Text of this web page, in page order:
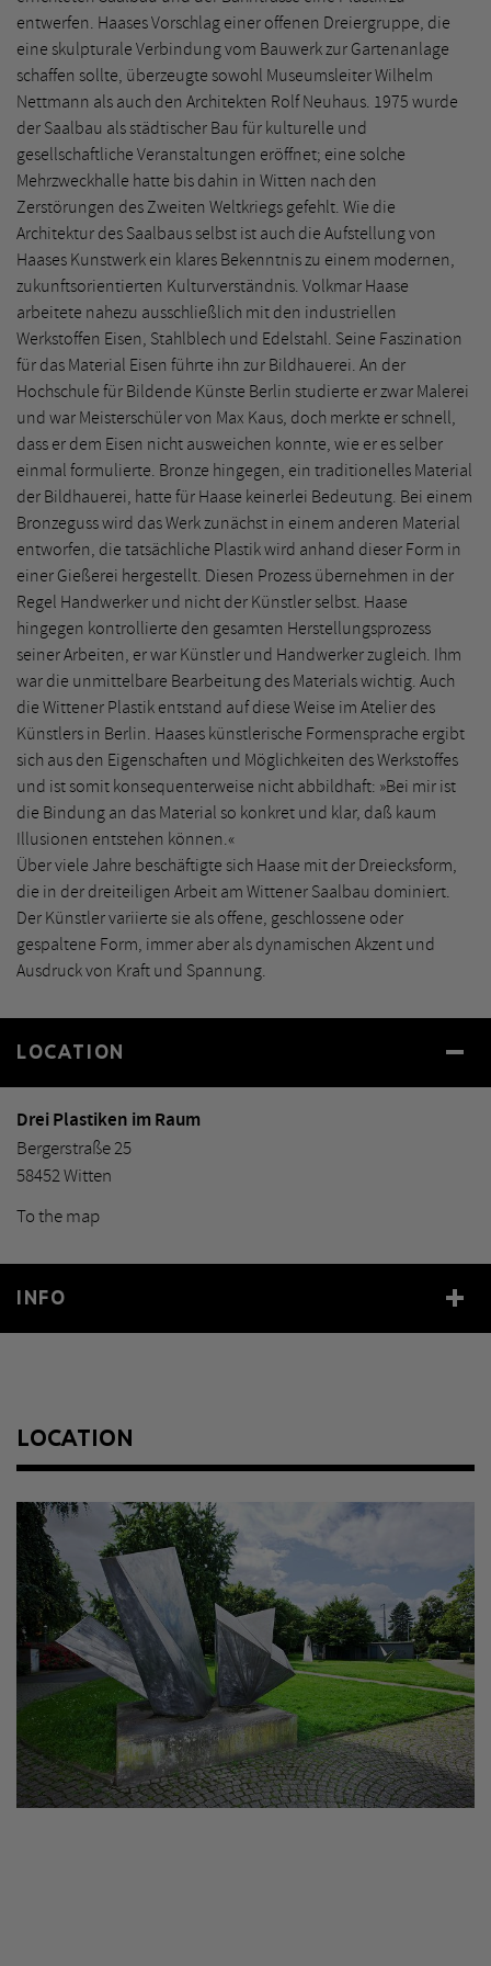
entwerfen. Haases Vorschlag einer offenen Dreiergruppe, die
eine skulpturale Verbindung vom Bauwerk zur Gartenanlage
schaffen sollte, überzeugte sowohl Museumsleiter Wilhelm
Nettmann als auch den Architekten Rolf Neuhaus. 1975 wurde
der Saalbau als städtischer Bau für kulturelle und
gesellschaftliche Veranstaltungen eröffnet; eine solche
Mehrzweckhalle hatte bis dahin in Witten nach den
Zerstörungen des Zweiten Weltkriegs gefehlt. Wie die
Architektur des Saalbaus selbst ist auch die Aufstellung von
Haases Kunstwerk ein klares Bekenntnis zu einem modernen,
zukunftsorientierten Kulturverständnis. Volkmar Haase
arbeitete nahezu ausschließlich mit den industriellen
Werkstoffen Eisen, Stahlblech und Edelstahl. Seine Faszination
für das Material Eisen führte ihn zur Bildhauerei. An der
Hochschule für Bildende Künste Berlin studierte er zwar Malerei
und war Meisterschüler von Max Kaus, doch merkte er schnell,
dass er dem Eisen nicht ausweichen konnte, wie er es selber
einmal formulierte. Bronze hingegen, ein traditionelles Material
der Bildhauerei, hatte für Haase keinerlei Bedeutung. Bei einem
Bronzeguss wird das Werk zunächst in einem anderen Material
entworfen, die tatsächliche Plastik wird anhand dieser Form in
einer Gießerei hergestellt. Diesen Prozess übernehmen in der
Regel Handwerker und nicht der Künstler selbst. Haase
hingegen kontrollierte den gesamten Herstellungsprozess
seiner Arbeiten, er war Künstler und Handwerker zugleich. Ihm
war die unmittelbare Bearbeitung des Materials wichtig. Auch
die Wittener Plastik entstand auf diese Weise im Atelier des
Künstlers in Berlin. Haases künstlerische Formensprache ergibt
sich aus den Eigenschaften und Möglichkeiten des Werkstoffes
und ist somit konsequenterweise nicht abbildhaft: »Bei mir ist
die Bindung an das Material so konkret und klar, daß kaum
Illusionen entstehen können.«
Über viele Jahre beschäftigte sich Haase mit der Dreiecksform,
die in der dreiteiligen Arbeit am Wittener Saalbau dominiert.
Der Künstler variierte sie als offene, geschlossene oder
gespaltene Form, immer aber als dynamischen Akzent und
Ausdruck von Kraft und Spannung.
LOCATION
Drei Plastiken im Raum
Bergerstraße 25
58452 Witten
To the map
INFO
LOCATION